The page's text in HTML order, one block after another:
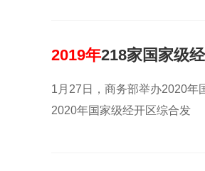
2019年218家国家级
1月27日，商务部举办2020年
2020年国家级经开区综合发